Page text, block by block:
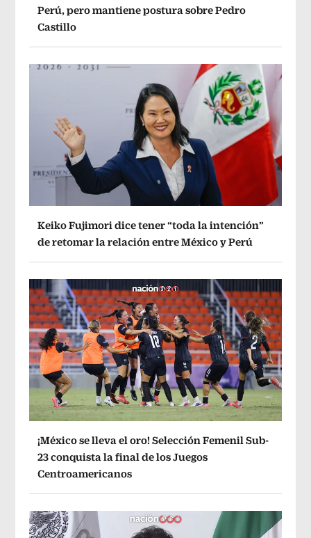
Perú, pero mantiene postura sobre Pedro
Castillo
Keiko Fujimori dice tener “toda la intención”
de retomar la relación entre México y Perú
¡México se lleva el oro! Selección Femenil Sub-
23 conquista la final de los Juegos
Centroamericanos